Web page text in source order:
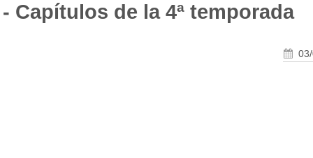
Capítulos de la 4ª temporada